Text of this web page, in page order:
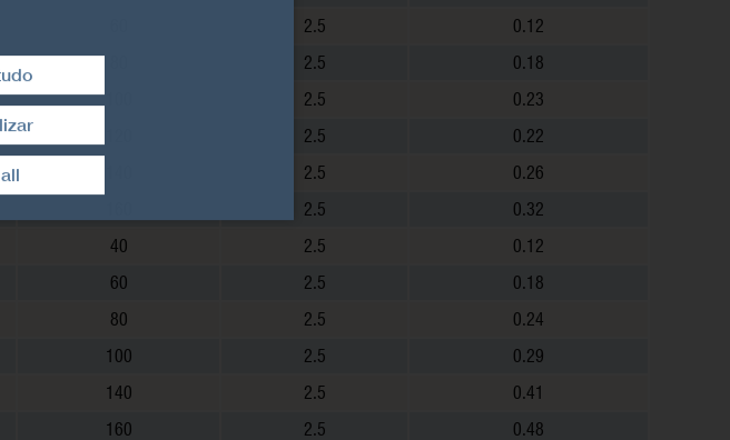
2.5
0.12
2.5
0.18
2.5
0.23
2.5
0.22
2.5
0.26
2.5
0.32
40 2.5
0.12
60 2.5
0.18
80 2.5
0.24
100 2.5
0.29
140 2.5
0.41
160 2.5
0.48